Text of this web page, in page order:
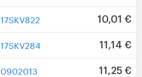
17SKV822 10,01 €
17SKV284 11,14 €
0902013 11,25 €